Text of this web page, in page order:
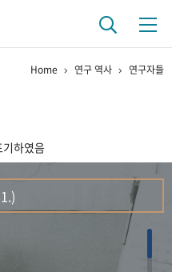
역사
연구자들
Home 연구 역사 연구자들
하였음